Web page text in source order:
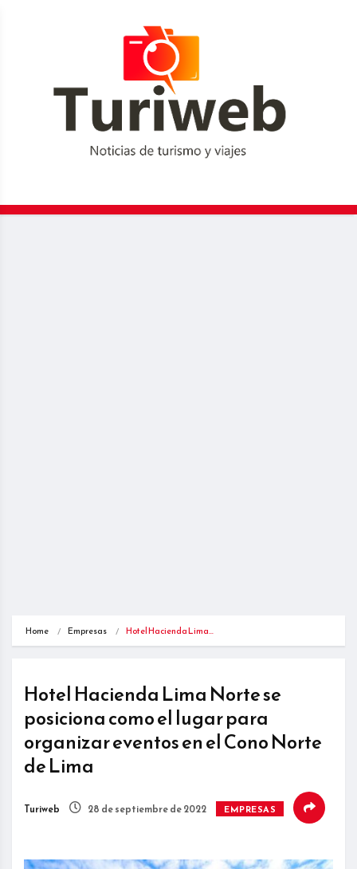
Home Empresas Hotel Hacienda Lima…
Hotel Hacienda Lima Norte se
posiciona como el lugar para
organizar eventos en el Cono Norte
de Lima
Turiweb 28 de septiembre de 2022 EMPRESAS